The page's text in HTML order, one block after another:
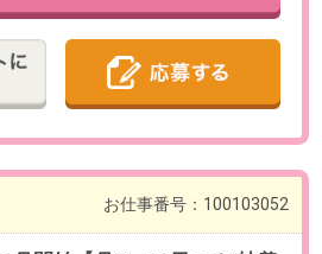
～金）
土日祝除く）＋月
前相談のうえ決定
～2日
期
談ください。